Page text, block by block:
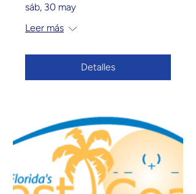
sáb, 30 may
Leer más
Detalles